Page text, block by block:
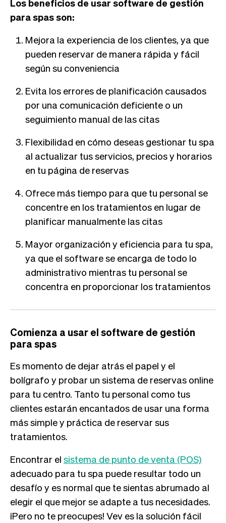
Los beneficios de usar software de gestión
para spas son:
Mejora la experiencia de los clientes, ya que
pueden reservar de manera rápida y fácil
según su conveniencia
Evita los errores de planificación causados
por una comunicación deficiente o un
seguimiento manual de las citas
Flexibilidad en cómo deseas gestionar tu spa
al actualizar tus servicios, precios y horarios
en tu página de reservas
Ofrece más tiempo para que tu personal se
concentre en los tratamientos en lugar de
planificar manualmente las citas
Mayor organización y eficiencia para tu spa,
ya que el software se encarga de todo lo
administrativo mientras tu personal se
concentra en proporcionar los tratamientos
Comienza a usar el software de gestión
para spas
Es momento de dejar atrás el papel y el
bolígrafo y probar un sistema de reservas online
para tu centro. Tanto tu personal como tus
clientes estarán encantados de usar una forma
más simple y práctica de reservar sus
tratamientos.
Encontrar el sistema de punto de venta (POS)
adecuado para tu spa puede resultar todo un
desafío y es normal que te sientas abrumado al
elegir el que mejor se adapte a tus necesidades.
¡Pero no te preocupes! Vev es la solución fácil